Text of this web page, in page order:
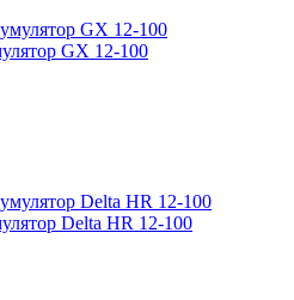
GX 12-100
Delta HR 12-100